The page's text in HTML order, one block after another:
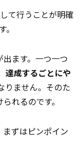
て行うことが明確
ます。一つ一つ
達成するごとにや
りません。そのた
れるのです。
ずはピンポイン